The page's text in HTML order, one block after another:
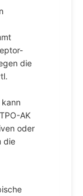
die
AK
oder
die